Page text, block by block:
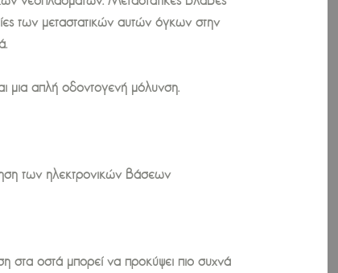
των μεταστατικών αυτών όγκων στην
μια απλή οδοντογενή μόλυνση.
των ηλεκτρονικών βάσεων
στα οστά μπορεί να προκύψει πιο συχνά